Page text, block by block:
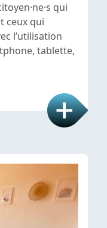
qui
ceux qui
l’utilisation
tablette,